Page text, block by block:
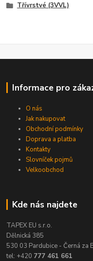
Třívrstvé (3VVL)
Informace pro
O nás
Jak nakupovat
Obchodní podmínky
Doprava a platba
Kontakty
Slovníček pojmů
Velkoobchod
Kde nás najdete
TAPEX EU s.r.o.
Dělnická 385
530 03 Pardubice - Černá za
tel: +420 777 461 661